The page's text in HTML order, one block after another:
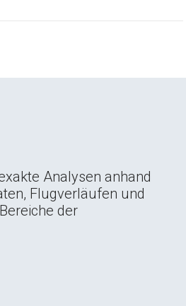
Analysen anhand
Flugverläufen und
der